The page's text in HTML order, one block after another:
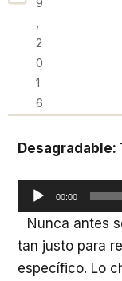
,
2
0
1
6
Reproductor
de
00:00
Nunca antes
tan justo para
específico. Lo